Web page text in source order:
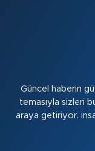
Güncel haberin
temasıyla sizleri
araya getiriyor.